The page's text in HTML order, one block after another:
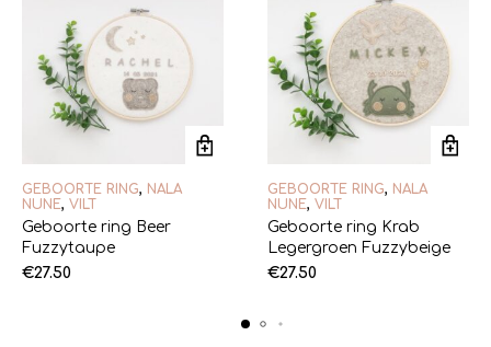
GEBOORTE RING, NALA
NUNE, VILT
Geboorte ring Beer
Fuzzytaupe
€27.50
GEBOORTE RING, NALA
NUNE, VILT
Geboorte ring Krab
Legergroen Fuzzybeige
€27.50